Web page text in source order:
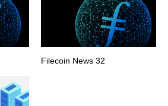
Filecoin News 32